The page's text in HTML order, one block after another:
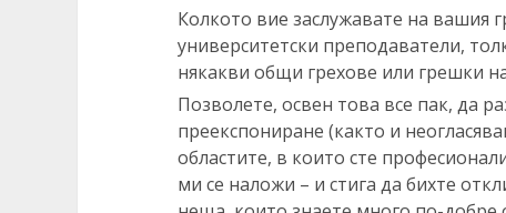
Колкото вие заслужавате на вашия
университетски преподаватели,
някакви общи грехове или грешки
Позволете, освен това все пак, да
преекспониране (както и
областите, в които сте
ми се наложи – и стига да бихте